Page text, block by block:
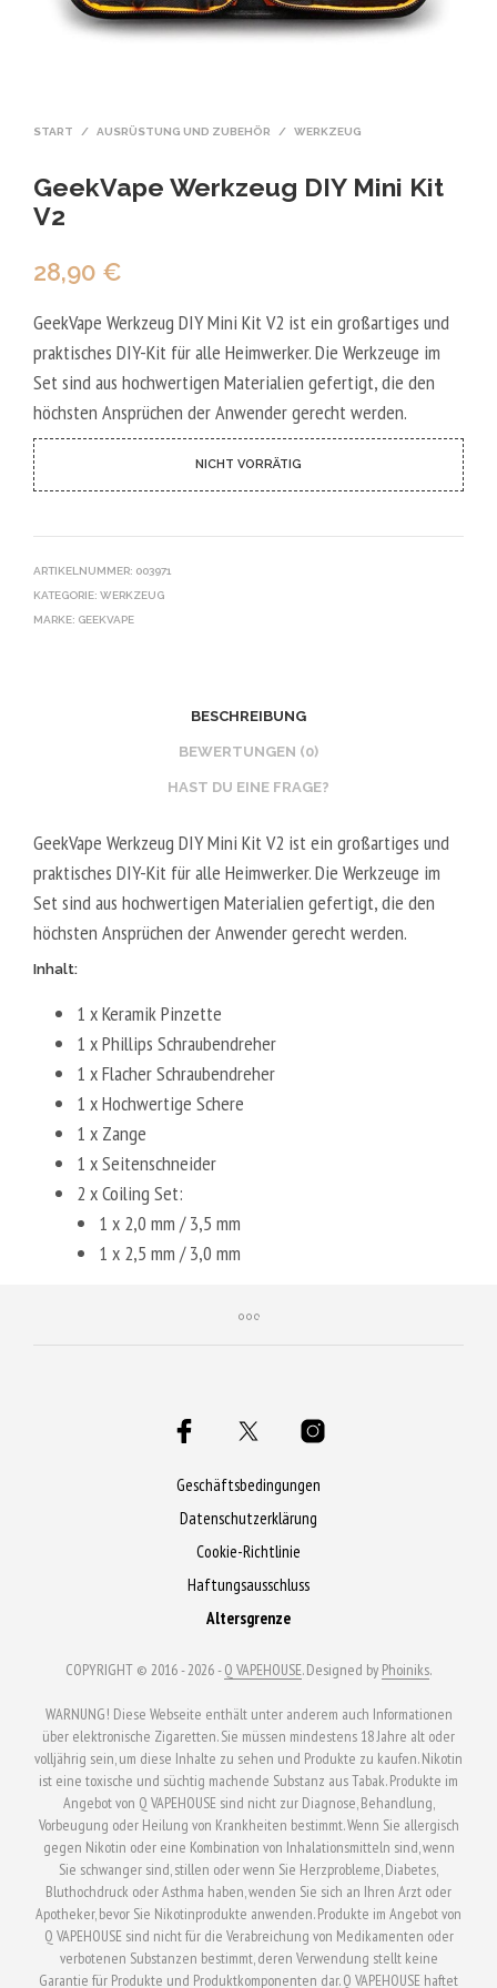
START / AUSRÜSTUNG UND ZUBEHÖR / WERKZEUG
GeekVape Werkzeug DIY Mini Kit
V2
28,90 €
GeekVape Werkzeug DIY Mini Kit V2 ist ein großartiges und
praktisches DIY-Kit für alle Heimwerker. Die Werkzeuge im
Set sind aus hochwertigen Materialien gefertigt, die den
höchsten Ansprüchen der Anwender gerecht werden.
NICHT VORRÄTIG
ARTIKELNUMMER: 003971
KATEGORIE: WERKZEUG
MARKE: GEEKVAPE
BESCHREIBUNG
BEWERTUNGEN (0)
HAST DU EINE FRAGE?
GeekVape Werkzeug DIY Mini Kit V2 ist ein großartiges und
praktisches DIY-Kit für alle Heimwerker. Die Werkzeuge im
Set sind aus hochwertigen Materialien gefertigt, die den
höchsten Ansprüchen der Anwender gerecht werden.
Inhalt:
1 x Keramik Pinzette
1 x Phillips Schraubendreher
1 x Flacher Schraubendreher
1 x Hochwertige Schere
1 x Zange
1 x Seitenschneider
2 x Coiling Set:
1 x 2,0 mm / 3,5 mm
1 x 2,5 mm / 3,0 mm
Geschäftsbedingungen
Datenschutzerklärung
Cookie-Richtlinie
Haftungsausschluss
Altersgrenze
COPYRIGHT © 2016 - 2026 -Q VAPEHOUSE. Designed by Phoiniks.
WARNUNG! Diese Webseite enthält unter anderem auch Informationen
über elektronische Zigaretten. Sie müssen mindestens 18 Jahre alt oder
volljährig sein, um diese Inhalte zu sehen und Produkte zu kaufen. Nikotin
ist eine toxische und süchtig machende Substanz aus Tabak. Produkte im
Angebot von Q VAPEHOUSE sind nicht zur Diagnose, Behandlung,
Vorbeugung oder Heilung von Krankheiten bestimmt. Wenn Sie allergisch
gegen Nikotin oder eine Kombination von Inhalationsmitteln sind, wenn
Sie schwanger sind, stillen oder wenn Sie Herzprobleme, Diabetes,
Bluthochdruck oder Asthma haben, wenden Sie sich an Ihren Arzt oder
Apotheker, bevor Sie Nikotinprodukte anwenden. Produkte im Angebot von
Q VAPEHOUSE sind nicht für die Verabreichung von Medikamenten oder
verbotenen Substanzen bestimmt, deren Verwendung stellt keine
Garantie für Produkte und Produktkomponenten dar. Q VAPEHOUSE haftet